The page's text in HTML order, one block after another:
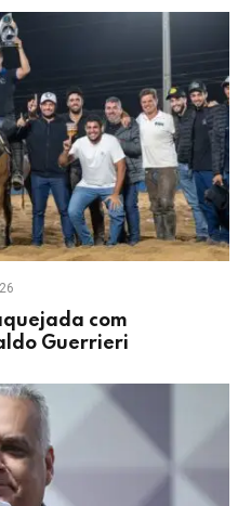
com
Guerrieri